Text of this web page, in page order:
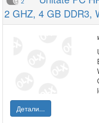
2
2 GHZ, 4 GB DDR3,
Детали...